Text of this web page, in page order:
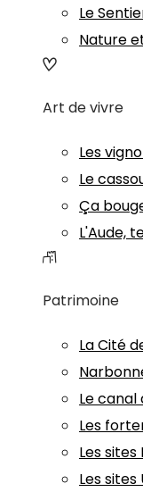
Le
Nature
Art de vivre
Les
Le
Ça
L'Aude,
Patrimoine
La Cité
Le canal
Les
Les
Les sites